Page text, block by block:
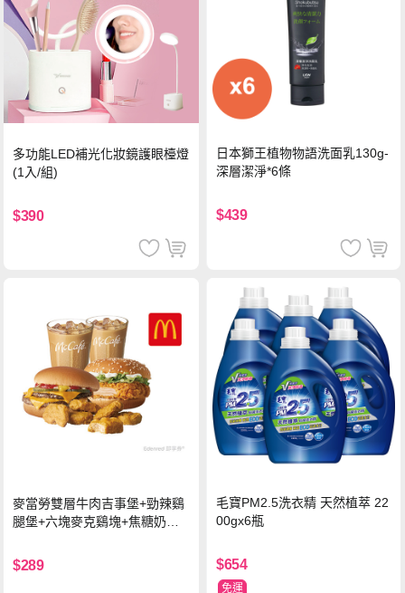
多功能LED補光化妝鏡護眼檯燈
(1入/組)
$390
日本獅王植物物語洗面乳130g-
深層潔淨*6條
$439
麥當勞雙層牛肉吉事堡+勁辣鷄
腿堡+六塊麥克鷄塊+焦糖奶茶
$289
毛寶PM2.5洗衣精 天然植萃 22
00gx6瓶
$654
免運